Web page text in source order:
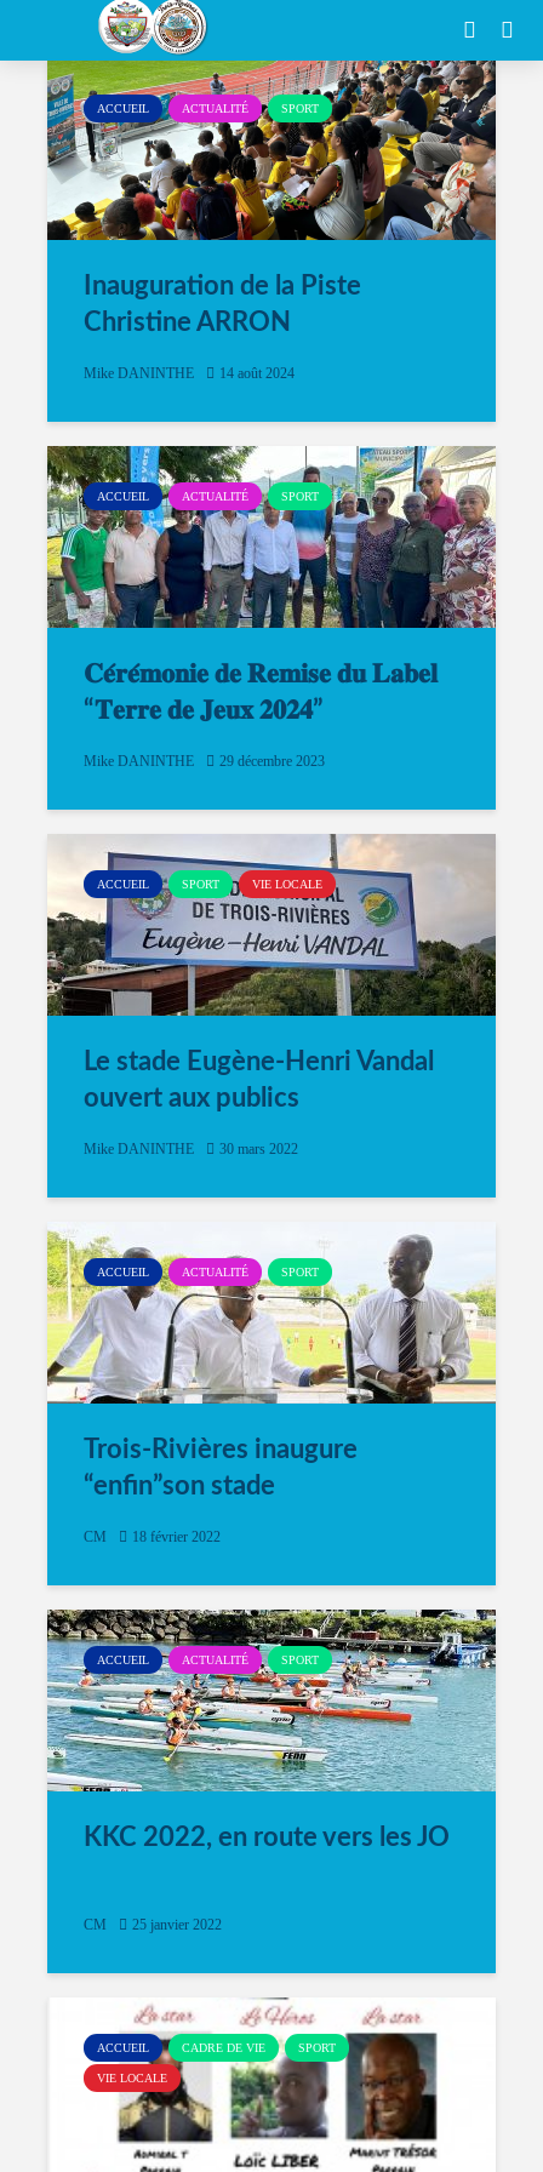
Category - Sport
ACCUEIL ACTUALITÉ SPORT
Inauguration de la Piste
Christine ARRON
Mike DANINTHE 14 août 2024
ACCUEIL ACTUALITÉ SPORT
𝐂𝐞́𝐫𝐞́𝐦𝐨𝐧𝐢𝐞 𝐝𝐞 𝐑𝐞𝐦𝐢𝐬𝐞 𝐝𝐮 𝐋𝐚𝐛𝐞𝐥
“𝐓𝐞𝐫𝐫𝐞 𝐝𝐞 𝐉𝐞𝐮𝐱 𝟐𝟎𝟐𝟒”
Mike DANINTHE 29 décembre 2023
ACCUEIL SPORT VIE LOCALE
Le stade Eugène-Henri Vandal
ouvert aux publics
Mike DANINTHE 30 mars 2022
ACCUEIL ACTUALITÉ SPORT
Trois-Rivières inaugure
“enfin”son stade
CM 18 février 2022
ACCUEIL ACTUALITÉ SPORT
KKC 2022, en route vers les JO
CM 25 janvier 2022
ACCUEIL CADRE DE VIE SPORT
VIE LOCALE